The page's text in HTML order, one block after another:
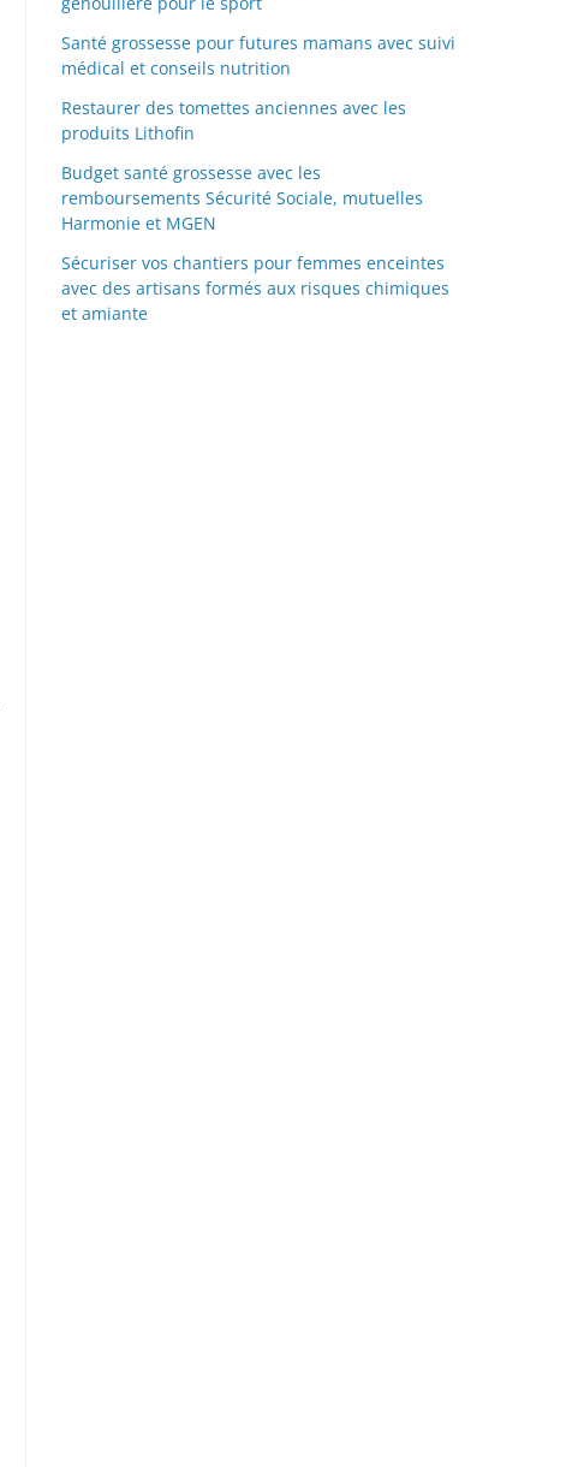
Santé grossesse pour futures mamans avec suivi
médical et conseils nutrition
Restaurer des tomettes anciennes avec les
produits Lithofin
Budget santé grossesse avec les
remboursements Sécurité Sociale, mutuelles
Harmonie et MGEN
Sécuriser vos chantiers pour femmes enceintes
avec des artisans formés aux risques chimiques
et amiante